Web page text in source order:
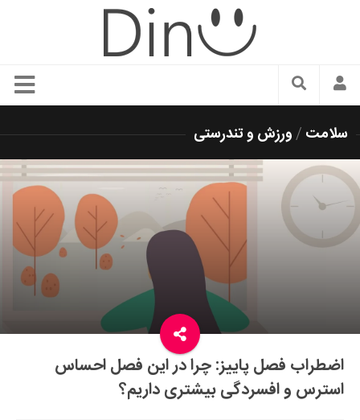
سبک زندگی
زیبایی و آرایش
شیک پوشی
دکوراسیون و چیدمان
رستوران گردی
سفر و گردشگری
ایران گردی
جهان گردی
سلامت /ورزش و تندرستی
اضطراب فصل پاییز: چرا در این فصل احساس
استرس و افسردگی بیشتری داریم؟